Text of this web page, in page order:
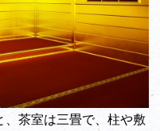
茶室は三畳で、柱や敷